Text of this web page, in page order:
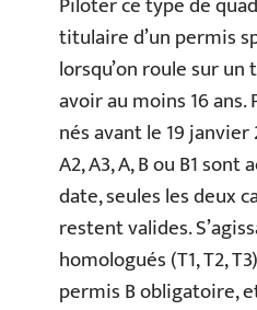
titulaire d’un permis
lorsqu’on roule sur
avoir au moins 16
nés avant le 19 janvier
A2, A3, A, B ou B1
date, seules les deux
restent valides.
homologués (T1, T2,
permis B obligatoire,